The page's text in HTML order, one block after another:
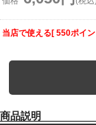
当店で使える[ 550ポイ
商品説明